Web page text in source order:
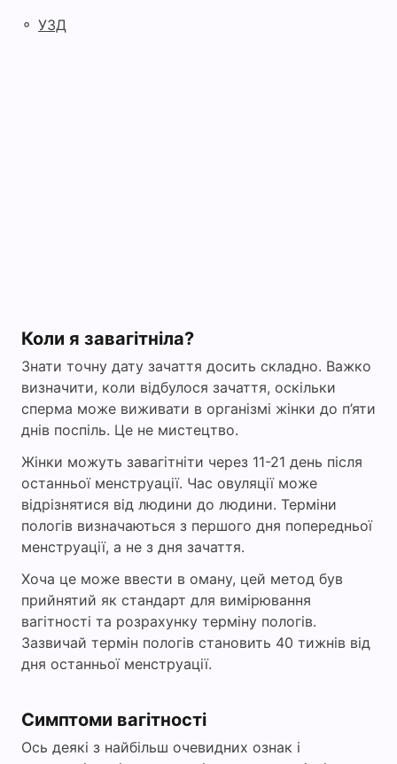
◦ УЗД
Коли я завагітніла?
Знати точну дату зачаття досить складно. Важко
визначити, коли відбулося зачаття, оскільки
сперма може виживати в організмі жінки до п’яти
днів поспіль. Це не мистецтво.
Жінки можуть завагітніти через 11-21 день після
останньої менструації. Час овуляції може
відрізнятися від людини до людини. Терміни
пологів визначаються з першого дня попередньої
менструації, а не з дня зачаття.
Хоча це може ввести в оману, цей метод був
прийнятий як стандарт для вимірювання
вагітності та розрахунку терміну пологів.
Зазвичай термін пологів становить 40 тижнів від
дня останньої менструації.
Симптоми вагітності
Ось деякі з найбільш очевидних ознак і